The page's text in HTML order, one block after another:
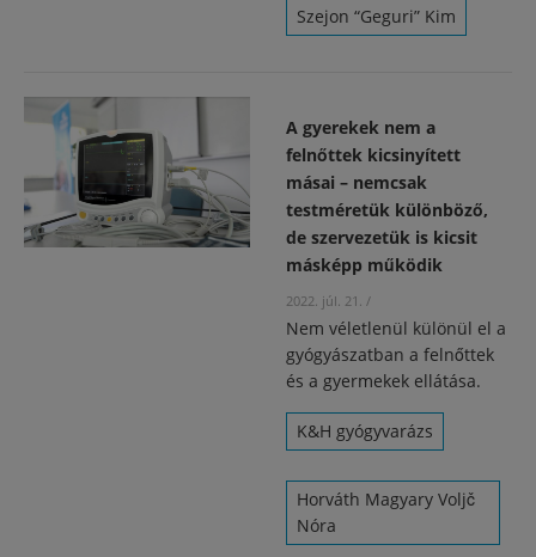
Szejon “Geguri” Kim
A gyerekek nem a
felnőttek kicsinyített
másai – nemcsak
testméretük különböző,
de szervezetük is kicsit
másképp működik
2022. júl. 21. /
Nem véletlenül különül el a
gyógyászatban a felnőttek
és a gyermekek ellátása.
K&H gyógyvarázs
Horváth Magyary Voljč
Nóra